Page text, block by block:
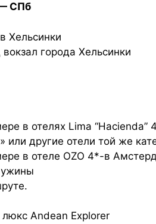
СПб
Хельсинки
города Хельсинки
в отелях Lima “Hacienda”
или другие отели той же
в отеле OZO 4*-в
ужины
Andean Explorer